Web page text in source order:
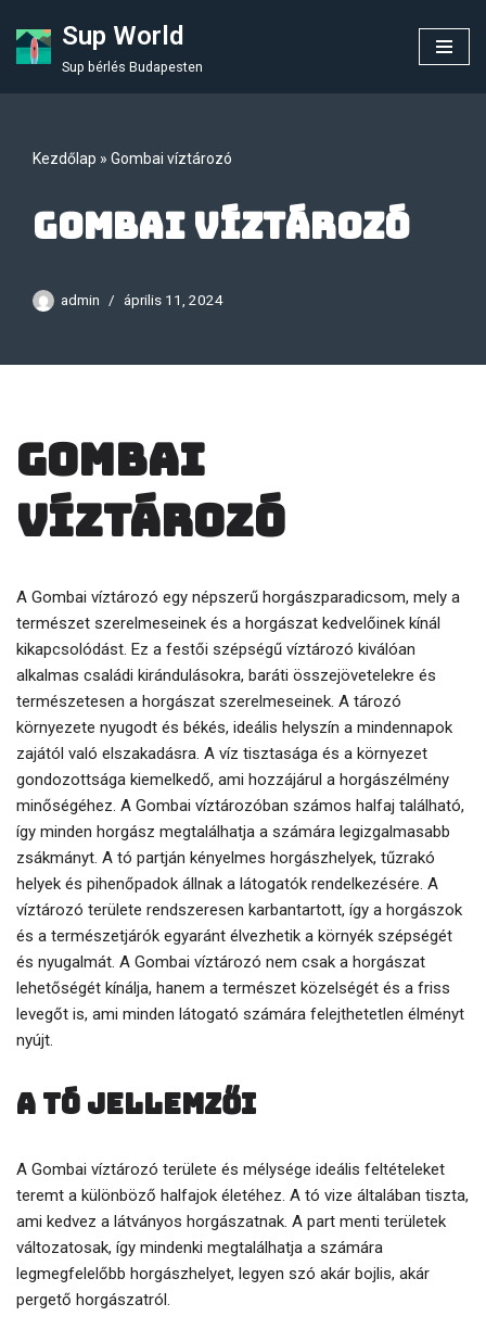
Skip
Sup World
Sup bérlés Budapesten
Kezdőlap » Gombai víztározó
Gombai víztározó
admin április 11, 2024
Gombai
víztározó
A Gombai víztározó egy népszerű horgászparadicsom, mely a
természet szerelmeseinek és a horgászat kedvelőinek kínál
kikapcsolódást. Ez a festői szépségű víztározó kiválóan
alkalmas családi kirándulásokra, baráti összejövetelekre és
természetesen a horgászat szerelmeseinek. A tározó
környezete nyugodt és békés, ideális helyszín a mindennapok
zajától való elszakadásra. A víz tisztasága és a környezet
gondozottsága kiemelkedő, ami hozzájárul a horgászélmény
minőségéhez. A Gombai víztározóban számos halfaj található,
így minden horgász megtalálhatja a számára legizgalmasabb
zsákmányt. A tó partján kényelmes horgászhelyek, tűzrakó
helyek és pihenőpadok állnak a látogatók rendelkezésére. A
víztározó területe rendszeresen karbantartott, így a horgászok
és a természetjárók egyaránt élvezhetik a környék szépségét
és nyugalmát. A Gombai víztározó nem csak a horgászat
lehetőségét kínálja, hanem a természet közelségét és a friss
levegőt is, ami minden látogató számára felejthetetlen élményt
nyújt.
A tó jellemzői
A Gombai víztározó területe és mélysége ideális feltételeket
teremt a különböző halfajok életéhez. A tó vize általában tiszta,
ami kedvez a látványos horgászatnak. A part menti területek
változatosak, így mindenki megtalálhatja a számára
legmegfelelőbb horgászhelyet, legyen szó akár bojlis, akár
pergető horgászatról.